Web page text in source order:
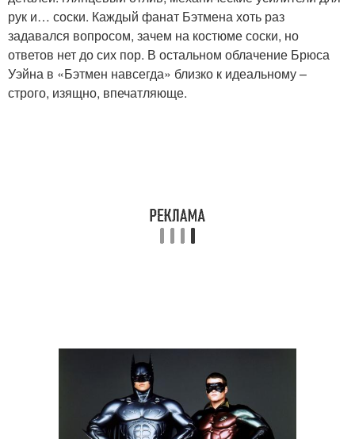
рук и… соски. Каждый фанат Бэтмена хоть раз
задавался вопросом, зачем на костюме соски, но
ответов нет до сих пор. В остальном облачение Брюса
Уэйна в «Бэтмен навсегда» близко к идеальному –
строго, изящно, впечатляюще.